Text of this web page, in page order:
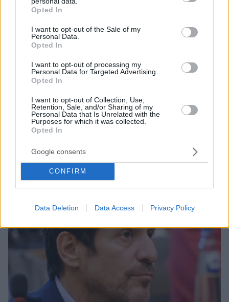
grant or deny consent to Google and its third-party tags to
use your data for below specified purposes in below Google
consent section.
Opted In
I want to opt-out of the Sale of my
Personal Data.
Opted In
I want to opt-out of processing my
Personal Data for Targeted Advertising.
Opted In
I want to opt-out of Collection, Use,
Retention, Sale, and/or Sharing of my
Personal Data that Is Unrelated with the
Purposes for which it was collected.
Opted In
Google consents
CONFIRM
Data Deletion Data Access Privacy Policy
Την Πέμπτη η ψηφοφορία στο Ευρωπαϊκό Κοινοβούλιο για
την άρση ασυλίας του Γεωργούλη
31.05.2023, 18:36